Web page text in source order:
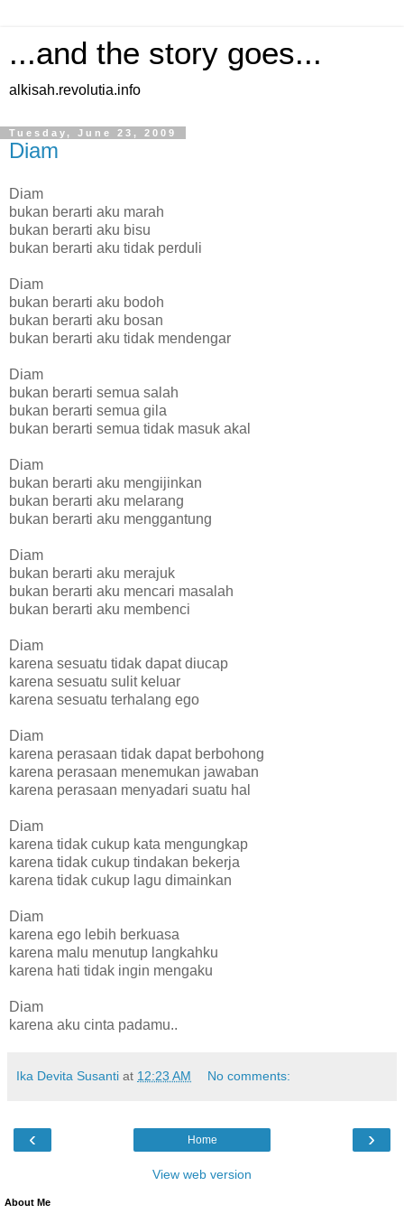
...and the story goes...
alkisah.revolutia.info
Tuesday, June 23, 2009
Diam
Diam
bukan berarti aku marah
bukan berarti aku bisu
bukan berarti aku tidak perduli
Diam
bukan berarti aku bodoh
bukan berarti aku bosan
bukan berarti aku tidak mendengar
Diam
bukan berarti semua salah
bukan berarti semua gila
bukan berarti semua tidak masuk akal
Diam
bukan berarti aku mengijinkan
bukan berarti aku melarang
bukan berarti aku menggantung
Diam
bukan berarti aku merajuk
bukan berarti aku mencari masalah
bukan berarti aku membenci
Diam
karena sesuatu tidak dapat diucap
karena sesuatu sulit keluar
karena sesuatu terhalang ego
Diam
karena perasaan tidak dapat berbohong
karena perasaan menemukan jawaban
karena perasaan menyadari suatu hal
Diam
karena tidak cukup kata mengungkap
karena tidak cukup tindakan bekerja
karena tidak cukup lagu dimainkan
Diam
karena ego lebih berkuasa
karena malu menutup langkahku
karena hati tidak ingin mengaku
Diam
karena aku cinta padamu..
Ika Devita Susanti at 12:23 AM No comments:
‹ ›
Home
View web version
About Me